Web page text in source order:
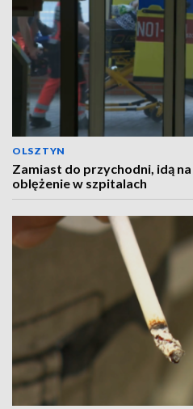
OLSZTYN
Zamiast do przychodni, idą
oblężenie w szpitalach